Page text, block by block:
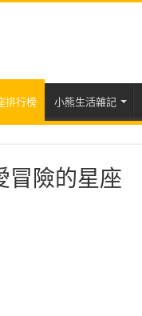
排行榜 小熊生活雜記
冒險的星座